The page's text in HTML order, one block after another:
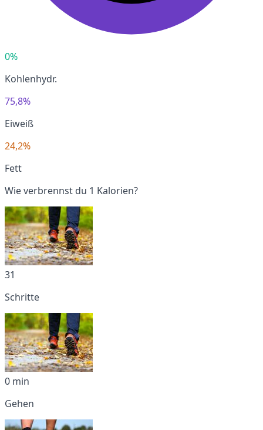
0%
Kohlenhydr.
75,8%
Eiweiß
24,2%
Fett
Wie verbrennst du 1 Kalorien?
31
Schritte
0 min
Gehen